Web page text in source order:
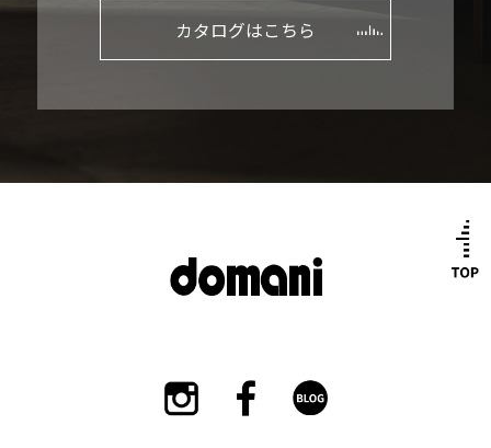
カタログはこちら